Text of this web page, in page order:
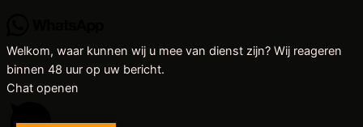
Welkom, waar kunnen wij u mee van dienst zijn? Wij reageren
binnen 48 uur op uw bericht.
Chat openen